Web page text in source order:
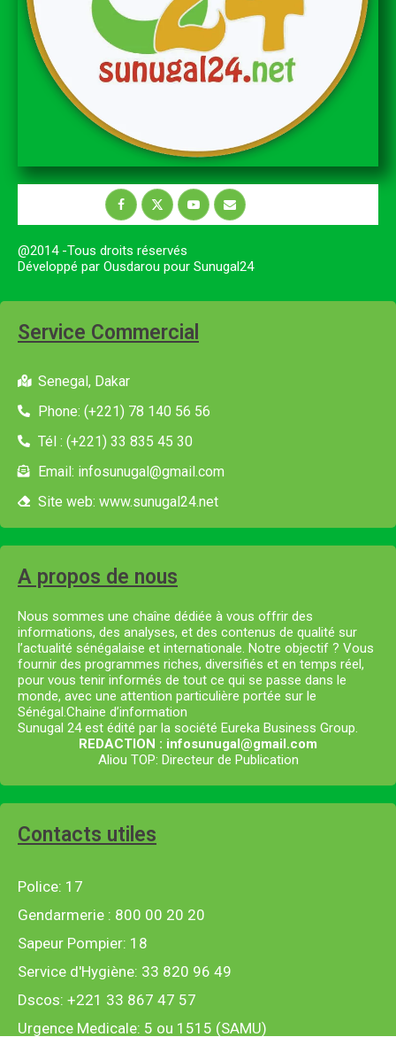
@2014 -Tous droits réservés
Développé par Ousdarou pour Sunugal24
Service Commercial
Senegal, Dakar
Phone: (+221) 78 140 56 56
Tél : (+221) 33 835 45 30
Email: infosunugal@gmail.com
Site web: www.sunugal24.net
A propos de nous
Nous sommes une chaîne dédiée à vous offrir des
informations, des analyses, et des contenus de qualité sur
l’actualité sénégalaise et internationale. Notre objectif ? Vous
fournir des programmes riches, diversifiés et en temps réel,
pour vous tenir informés de tout ce qui se passe dans le
monde, avec une attention particulière portée sur le
Sénégal.Chaine d’information
Sunugal 24 est édité par la société Eureka Business Group.
REDACTION : infosunugal@gmail.com
Aliou TOP: Directeur de Publication
Contacts utiles
Police: 17
Gendarmerie : 800 00 20 20
Sapeur Pompier: 18
Service d'Hygiène: 33 820 96 49
Dscos: +221 33 867 47 57
Urgence Medicale: 5 ou 1515 (SAMU)